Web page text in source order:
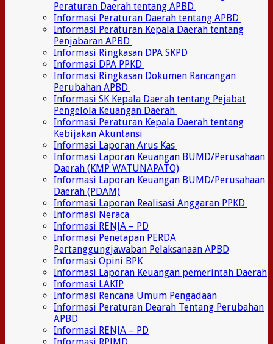
Peraturan Daerah tentang APBD
Informasi Peraturan Daerah tentang APBD
Informasi Peraturan Kepala Daerah tentang
Penjabaran APBD
Informasi Ringkasan DPA SKPD
Informasi DPA PPKD
Informasi Ringkasan Dokumen Rancangan
Perubahan APBD
Informasi SK Kepala Daerah tentang Pejabat
Pengelola Keuangan Daerah
Informasi Peraturan Kepala Daerah tentang
Kebijakan Akuntansi
Informasi Laporan Arus Kas
Informasi Laporan Keuangan BUMD/Perusahaan
Daerah (KMP WATUNAPATO)
Informasi Laporan Keuangan BUMD/Perusahaan
Daerah (PDAM)
Informasi Laporan Realisasi Anggaran PPKD
Informasi Neraca
Informasi RENJA – PD
Informasi Penetapan PERDA
Pertanggungjawaban Pelaksanaan APBD
Informasi Opini BPK
Informasi Laporan Keuangan pemerintah Daerah
Informasi LAKIP
Informasi Rencana Umum Pengadaan
Informasi Peraturan Dearah Tentang Perubahan
APBD
Informasi RENJA – PD